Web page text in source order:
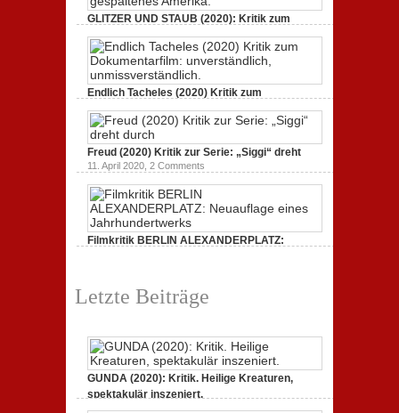
GLITZER UND STAUB (2020): Kritik zum
Dokumentarfilm.
3. Oktober 2020,2 Comments
Endlich Tacheles (2020) Kritik zum
Dokumentarfilm: unverständlich,
19. Mai 2020,0 Comments
Freud (2020) Kritik zur Serie: „Siggi“ dreht
11. April 2020, 2 Comments
Filmkritik BERLIN ALEXANDERPLATZ:
Letzte Beiträge
GUNDA (2020): Kritik. Heilige Kreaturen,
spektakulär inszeniert.